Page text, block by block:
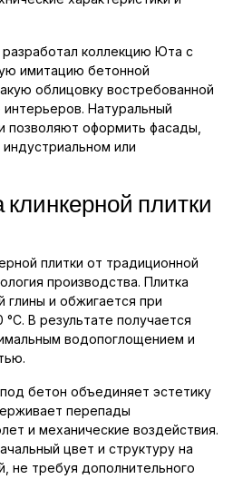
коллекцию Юта с
имитацию бетонной
облицовку востребованной
Натуральный
позволяют оформить фасады,
или
плитки
плитки от традиционной
производства. Плитка
глины и обжигается при
В результате получается
водопоглощением и
бетон объединяет эстетику
перепады
и механические воздействия.
цвет и структуру на
не требуя дополнительного